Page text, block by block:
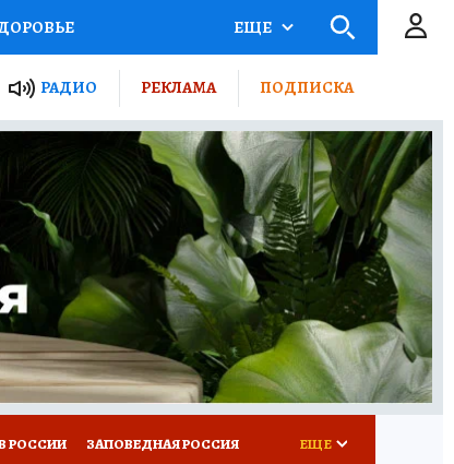
ПУТЕВОДИТЕЛЬ
ТУРИЗМ
ВСЕ О КП
ЕЩЕ
РАДИО РЕКЛАМА ПОДПИСКА
РОССИИ ЗАПОВЕДНАЯ РОССИЯ ЕЩЕ